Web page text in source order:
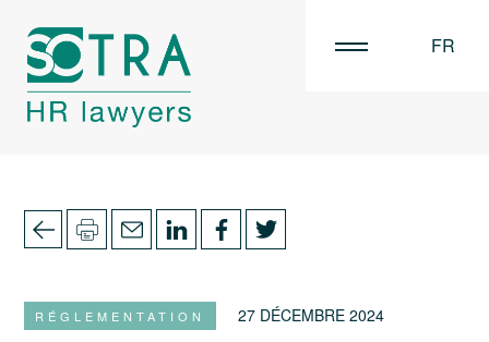
FR
RÉGLEMENTATION 27 DÉCEMBRE 2024